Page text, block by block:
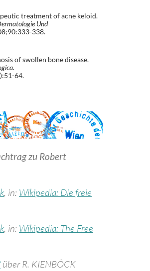
treatment of acne keloid.
Und
338.
of swollen bone disease.
64.
zu Robert
, in: Wikipedia: Die freie
, in: Wikipedia: The Free
über R. KIENBÖCK